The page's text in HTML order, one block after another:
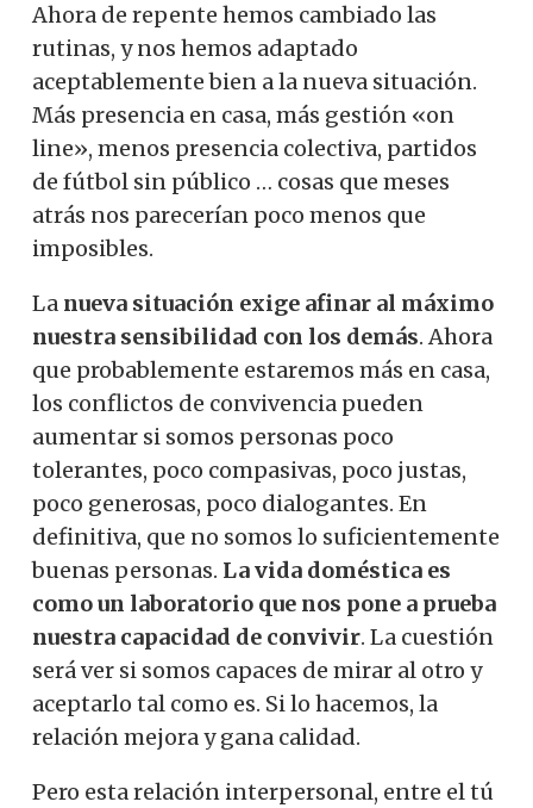
Ahora de repente hemos cambiado las
rutinas, y nos hemos adaptado
aceptablemente bien a la nueva situación.
Más presencia en casa, más gestión «on
line», menos presencia colectiva, partidos
de fútbol sin público … cosas que meses
atrás nos parecerían poco menos que
imposibles.
La nueva situación exige afinar al máximo
nuestra sensibilidad con los demás. Ahora
que probablemente estaremos más en casa,
los conflictos de convivencia pueden
aumentar si somos personas poco
tolerantes, poco compasivas, poco justas,
poco generosas, poco dialogantes. En
definitiva, que no somos lo suficientemente
buenas personas. La vida doméstica es
como un laboratorio que nos pone a prueba
nuestra capacidad de convivir. La cuestión
será ver si somos capaces de mirar al otro y
aceptarlo tal como es. Si lo hacemos, la
relación mejora y gana calidad.
Pero esta relación interpersonal, entre el tú